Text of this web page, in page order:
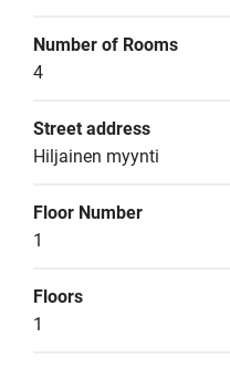
Number of Rooms
4
Street address
Hiljainen myynti
Floor Number
1
Floors
1